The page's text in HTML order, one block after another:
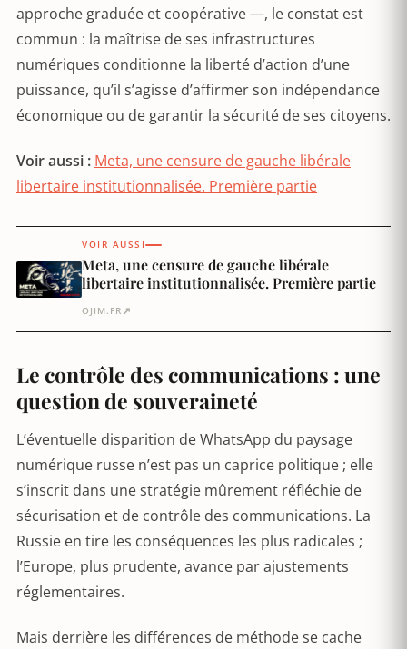
approche graduée et coopérative —, le constat est
commun : la maîtrise de ses infrastructures
numériques conditionne la liberté d’action d’une
puissance, qu’il s’agisse d’affirmer son indépendance
économique ou de garantir la sécurité de ses citoyens.
Voir aussi : Meta, une censure de gauche libérale
libertaire institutionnalisée. Première partie
VOIR AUSSI
Meta, une censure de gauche libérale
libertaire institutionnalisée. Première partie
OJIM.FR ↗
Le contrôle des communications : une
question de souveraineté
L’éventuelle disparition de WhatsApp du paysage
numérique russe n’est pas un caprice politique ; elle
s’inscrit dans une stratégie mûrement réfléchie de
sécurisation et de contrôle des communications. La
Russie en tire les conséquences les plus radicales ;
l’Europe, plus prudente, avance par ajustements
réglementaires.
Mais derrière les différences de méthode se cache